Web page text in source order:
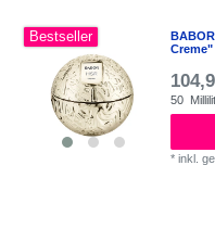
Bestseller
Creme"
50
*inkl.